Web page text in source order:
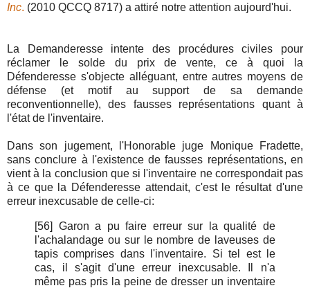
Inc. (2010 QCCQ 8717) a attiré notre attention aujourd'hui.
La Demanderesse intente des procédures civiles pour
réclamer le solde du prix de vente, ce à quoi la
Défenderesse s'objecte alléguant, entre autres moyens de
défense (et motif au support de sa demande
reconventionnelle), des fausses représentations quant à
l'état de l'inventaire.
Dans son jugement, l'Honorable juge Monique Fradette,
sans conclure à l'existence de fausses représentations, en
vient à la conclusion que si l'inventaire ne correspondait pas
à ce que la Défenderesse attendait, c'est le résultat d'une
erreur inexcusable de celle-ci:
[56] Garon a pu faire erreur sur la qualité de
l'achalandage ou sur le nombre de laveuses de
tapis comprises dans l'inventaire. Si tel est le
cas, il s'agit d'une erreur inexcusable. Il n'a
même pas pris la peine de dresser un inventaire